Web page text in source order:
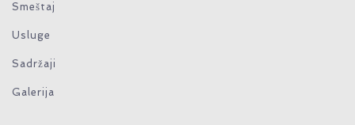
Smeštaj
Usluge
Sadržaji
Galerija